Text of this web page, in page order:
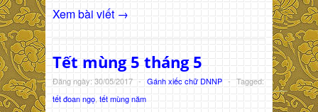
Xem bài viết →
Tết mùng 5 tháng 5
Đăng ngày: 30/05/2017 - Gánh xiếc chữ DNNP - Tagged:
tết đoan ngọ, tết mùng năm